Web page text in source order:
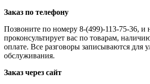
Заказ по телефону
Позвоните по номеру 8-(499)-113-75-36, и
проконсультирует вас по товарам,
оплате. Все разговоры записываются для
обслуживания.
Заказ через сайт